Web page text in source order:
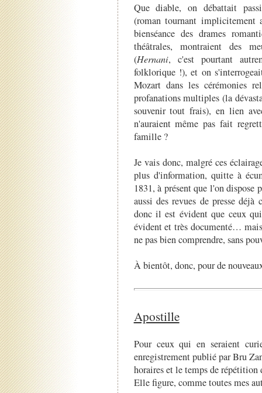
Que diable, on débattait
(roman tournant implicitement
bienséance des drames
théâtrales, montraient des
(Hernani, c'est pourtant
folklorique !), et on
Mozart dans les cérémonies
profanations multiples (la
souvenir tout frais), en lien
n'auraient même pas fait
famille ?
Je vais donc, malgré ces
plus d'information, quitte à
1831, à présent que l'on
aussi des revues de presse
donc il est évident que ceux
évident et très documenté…
ne pas bien comprendre, sans
À bientôt, donc, pour de
Apostille
Pour ceux qui en seraient
enregistrement publié par Bru
horaires et le temps de répétition
Elle figure, comme toutes mes